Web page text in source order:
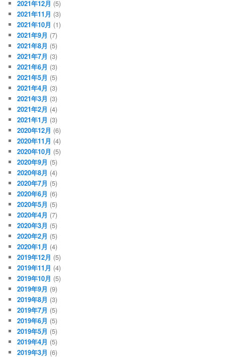
2021年12月 (5)
2021年11月 (3)
2021年10月 (1)
2021年9月 (7)
2021年8月 (5)
2021年7月 (3)
2021年6月 (3)
2021年5月 (5)
2021年4月 (3)
2021年3月 (3)
2021年2月 (4)
2021年1月 (3)
2020年12月 (6)
2020年11月 (4)
2020年10月 (5)
2020年9月 (5)
2020年8月 (4)
2020年7月 (5)
2020年6月 (6)
2020年5月 (5)
2020年4月 (7)
2020年3月 (5)
2020年2月 (5)
2020年1月 (4)
2019年12月 (5)
2019年11月 (4)
2019年10月 (5)
2019年9月 (9)
2019年8月 (3)
2019年7月 (5)
2019年6月 (5)
2019年5月 (5)
2019年4月 (5)
2019年3月 (6)